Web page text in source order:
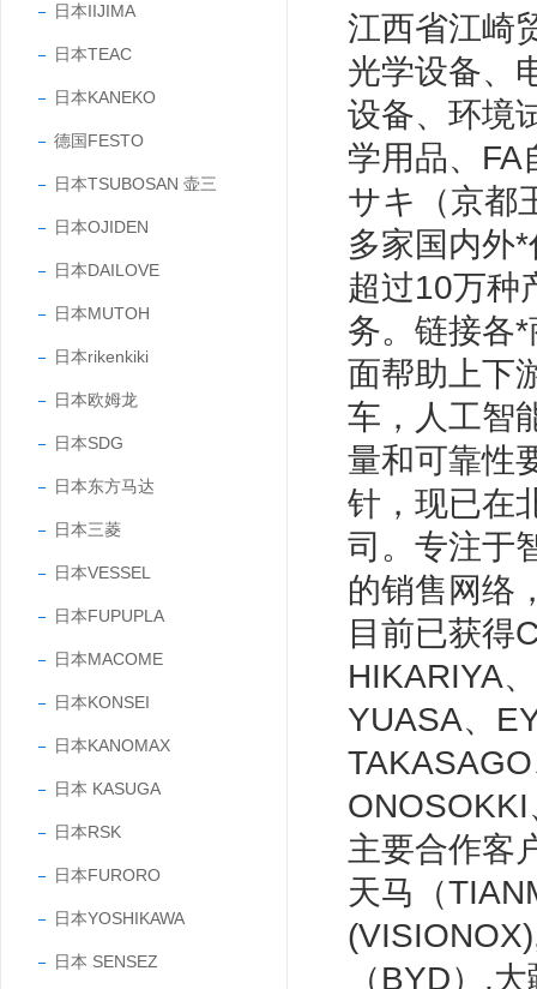
日本IIJIMA
日本TEAC
日本KANEKO
德国FESTO
日本TSUBOSAN 壶三
日本OJIDEN
日本DAILOVE
日本MUTOH
日本rikenkiki
日本欧姆龙
日本SDG
日本东方马达
日本三菱
日本VESSEL
日本FUPUPLA
日本MACOME
日本KONSEI
日本KANOMAX
日本 KASUGA
日本RSK
日本FURORO
日本YOSHIKAWA
日本 SENSEZ
江西省江崎
光学设备、
设备、环境
学用品、FA
サキ（京都
多家国内外
超过10万种
务。链接各
面帮助上下
车，人工智
量和可靠性
针，现已在
司。专注于
的销售网络
目前已获得
HIKARIYA
YUASA、
主要合作客
天马（
（BYD）,